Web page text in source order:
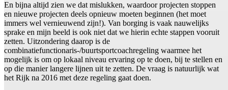
En bijna altijd zien we dat mislukken, waardoor projecten stoppen
en nieuwe projecten deels opnieuw moeten beginnen (het moet
immers wel vernieuwend zijn!). Van borging is vaak nauwelijks
sprake en mijn beeld is ook niet dat we hierin echte stappen vooruit
zetten. Uitzondering daarop is de
combinatiefunctionaris-/buurtsportcoachregeling waarmee het
mogelijk is om op lokaal niveau ervaring op te doen, bij te stellen en
op die manier langere lijnen uit te zetten. De vraag is natuurlijk wat
het Rijk na 2016 met deze regeling gaat doen.